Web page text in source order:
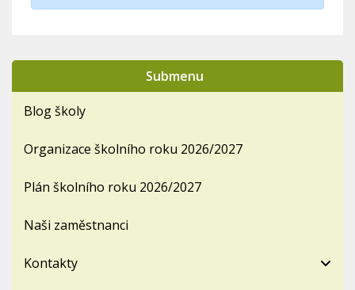
Submenu
Blog školy
Organizace školního roku 2026/2027
Plán školního roku 2026/2027
Naši zaměstnanci
Kontakty